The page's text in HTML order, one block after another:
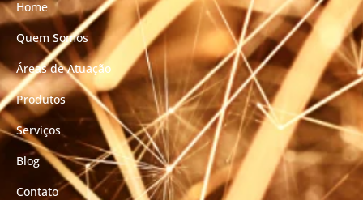
Home
Quem Somos
Áreas de Atuação
Produtos
Serviços
Blog
Contato